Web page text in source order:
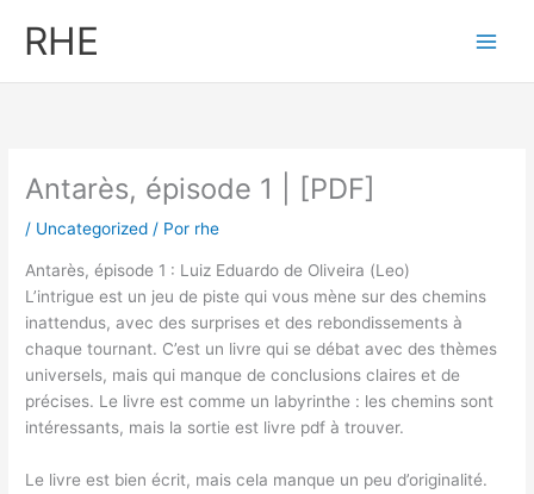
RHE
Antarès, épisode 1 | [PDF]
/ Uncategorized / Por rhe
Antarès, épisode 1 : Luiz Eduardo de Oliveira (Leo)
L’intrigue est un jeu de piste qui vous mène sur des chemins
inattendus, avec des surprises et des rebondissements à
chaque tournant. C’est un livre qui se débat avec des thèmes
universels, mais qui manque de conclusions claires et de
précises. Le livre est comme un labyrinthe : les chemins sont
intéressants, mais la sortie est livre pdf à trouver.
Le livre est bien écrit, mais cela manque un peu d’originalité.